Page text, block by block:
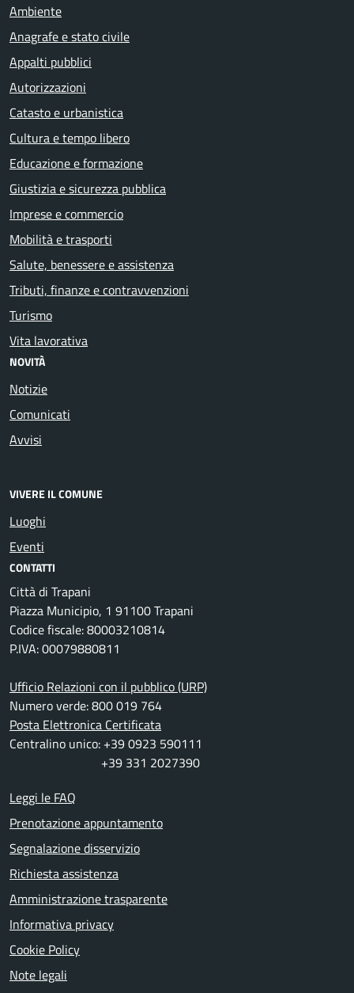
Ambiente
Anagrafe e stato civile
Appalti pubblici
Autorizzazioni
Catasto e urbanistica
Cultura e tempo libero
Educazione e formazione
Giustizia e sicurezza pubblica
Imprese e commercio
Mobilità e trasporti
Salute, benessere e assistenza
Tributi, finanze e contravvenzioni
Turismo
Vita lavorativa
NOVITÀ
Notizie
Comunicati
Avvisi
VIVERE IL COMUNE
Luoghi
Eventi
CONTATTI
Città di Trapani
Piazza Municipio, 1 91100 Trapani
Codice fiscale: 80003210814
P.IVA: 00079880811
Ufficio Relazioni con il pubblico (URP)
Numero verde: 800 019 764
Posta Elettronica Certificata
Centralino unico: +39 0923 590111
+39 331 2027390
Leggi le FAQ
Prenotazione appuntamento
Segnalazione disservizio
Richiesta assistenza
Amministrazione trasparente
Informativa privacy
Cookie Policy
Note legali